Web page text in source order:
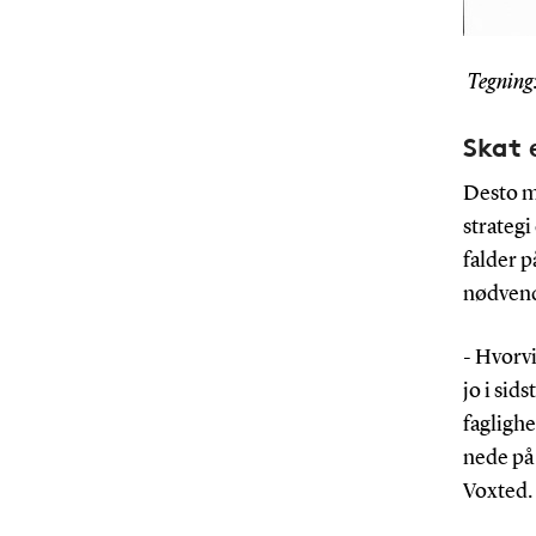
Skat
Desto
strategi
falder
-
jo i
nede
Voxted.